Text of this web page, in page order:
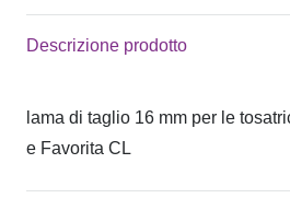
Descrizione prodotto
lama di taglio 16 mm per le
e Favorita CL